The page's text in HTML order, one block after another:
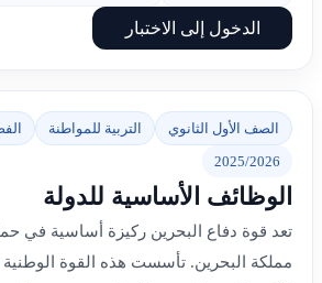
الدخول إلى الاختبار
الصف الأول الثانوي التربية للمواطنة
2025/2026
الوظائف الأساسية للدولة
تعد قوة دفاع البحرين ركيزة أساسية في